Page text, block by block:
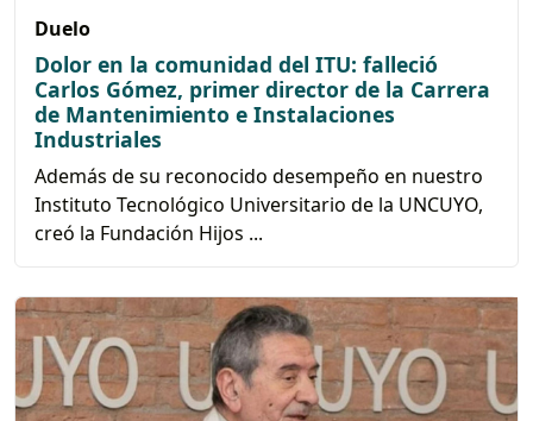
Duelo
Dolor en la comunidad del ITU: falleció
Carlos Gómez, primer director de la Carrera
de Mantenimiento e Instalaciones
Industriales
Además de su reconocido desempeño en nuestro
Instituto Tecnológico Universitario de la UNCUYO,
creó la Fundación Hijos ...